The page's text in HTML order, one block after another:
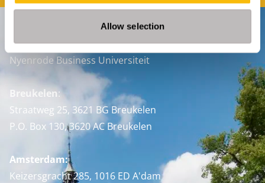
Allow selection
Nyenrode Business Universiteit
Breukelen:
Straatweg 25, 3621 BG Breukelen
P.O. Box 130, 3620 AC Breukelen
Amsterdam:
Keizersgracht 285, 1016 ED A'dam